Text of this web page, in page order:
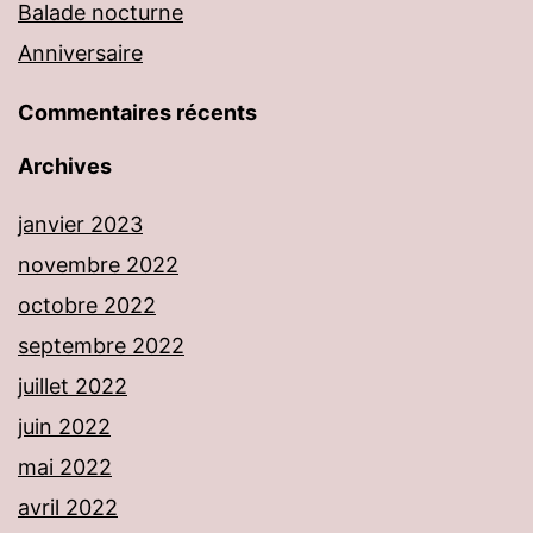
Balade nocturne
Anniversaire
Commentaires récents
Archives
janvier 2023
novembre 2022
octobre 2022
septembre 2022
juillet 2022
juin 2022
mai 2022
avril 2022